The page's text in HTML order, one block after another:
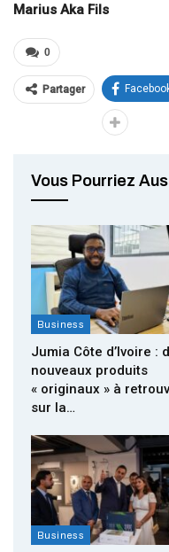
Marius Aka Fils
0
Partager
Vous Pourriez
Business
Jumia Côte d’Ivoire :
nouveaux produits
« originaux » à
sur la…
Business